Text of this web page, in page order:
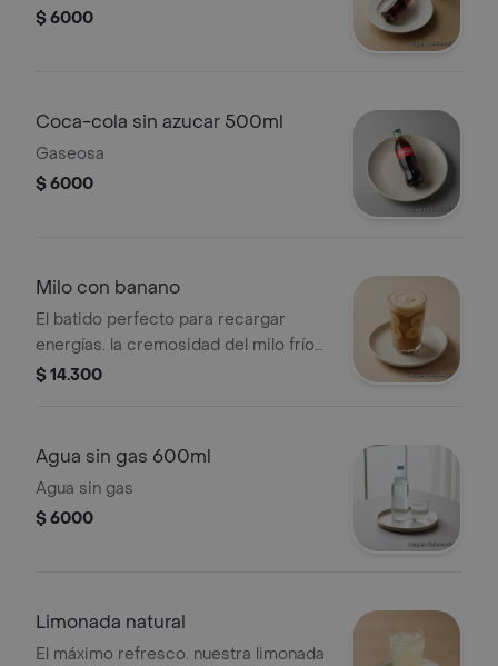
$ 6000
Coca-cola sin azucar 500ml
Gaseosa
$ 6000
Milo con banano
El batido perfecto para recargar
energías. la cremosidad del milo frío
mezclada con la dulzura natural del
$ 14.300
Agua sin gas 600ml
Agua sin gas
$ 6000
Limonada natural
El máximo refresco. nuestra limonada